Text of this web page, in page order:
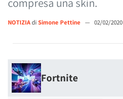
compresa una skin.
NOTIZIAdi Simone Pettine — 02/02/2020
Fortnite